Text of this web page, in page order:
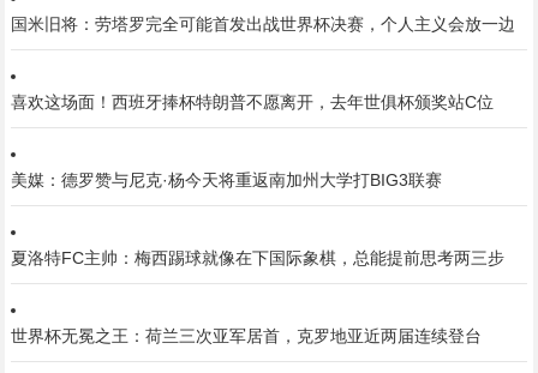
国米旧将：劳塔罗完全可能首发出战世界杯决赛，个人主义会放一边
喜欢这场面！西班牙捧杯特朗普不愿离开，去年世俱杯颁奖站C位
美媒：德罗赞与尼克·杨今天将重返南加州大学打BIG3联赛
夏洛特FC主帅：梅西踢球就像在下国际象棋，总能提前思考两三步
世界杯无冕之王：荷兰三次亚军居首，克罗地亚近两届连续登台